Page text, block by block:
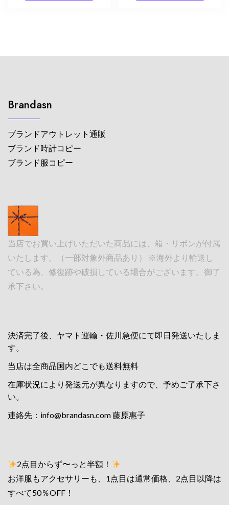
Brandasn
ブランドアウトレット通販
ブランド時計コピー
ブランド服コピー
当店でお買い上げいただいた商品には、箱・リボンが付属
いたします。（一部対象外商品あり） ※海外より輸送し
ている為、修復跡や破損している場合がございます。御了
承下さい。
決済完了後、ヤマト運輸・佐川急便にて即日発送いたしま
す。
当店は全商品国内どこでも送料無料
在庫状況により発送元が異なりますので、予めご了承下さ
い。
連絡先： info@brandasn.com藤原惠子
2点目からず〜っと半額！
お洋服もアクセサリーも、1点目は通常価格、2点目以降は
すべて50％OFF！